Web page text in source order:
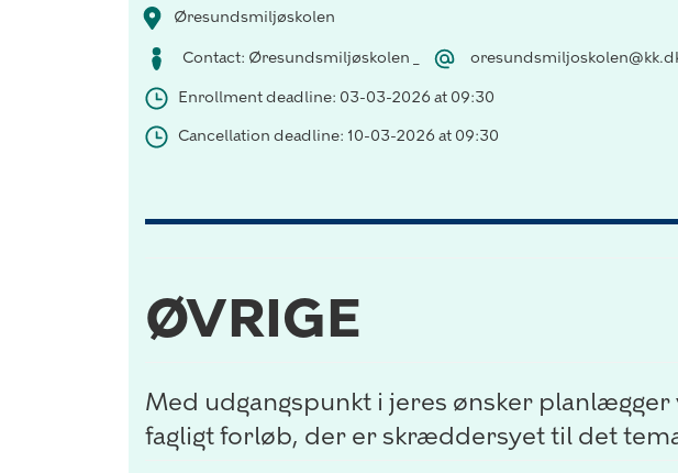
Øresundsmiljøskolen
Contact: Øresundsmiljøskolen _
Enrollment deadline: 03-03-2026 at 09:30
Cancellation deadline: 10-03-2026 at 09:30
ØVRIGE
Med udgangspunkt i jeres ønsker
fagligt forløb, der er skræddersyet til det